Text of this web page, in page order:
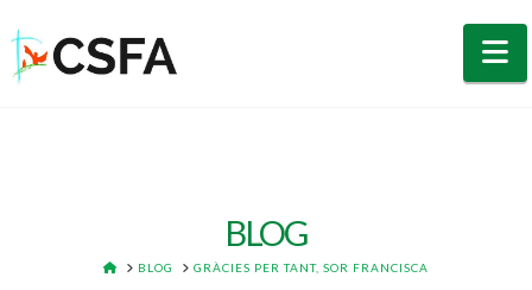
BLOG
HOME
BLOG GRÀCIES PER TANT, SOR FRANCISCA